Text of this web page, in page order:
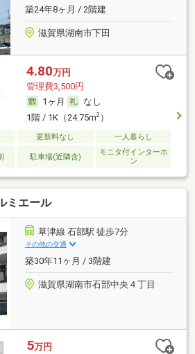
築24年8ヶ月 / 2階建
滋賀県湖南市下田
4.80万円
管理費3,500円
1ヶ月
なし
1階 / 1K（24.75m2）
更新料なし 一人暮らし
駐車場(近隣含)
モニタ付インターホ
ン
ミエール
草津線 石部駅 徒歩7分
その他の交通
築30年11ヶ月 / 3階建
滋賀県湖南市石部中央４丁目
5万円